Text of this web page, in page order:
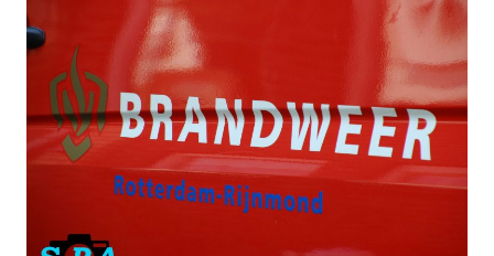
DRUGSLAB
IN
WONING
OOSTPLEIN
IN
ROTTERDAM